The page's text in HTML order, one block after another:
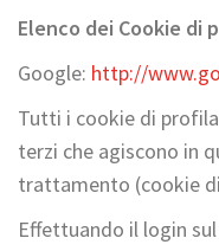
Elenco dei Cookie di
Google: http://
Tutti i cookie di
terzi che agiscono in
trattamento (cookie
Effettuando il login